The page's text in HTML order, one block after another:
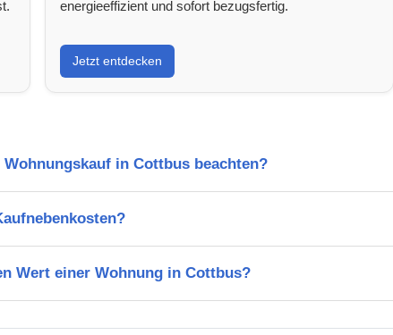
energieeffizient und sofort bezugsfertig.
Jetzt entdecken
in Cottbus beachten?
Wert einer Wohnung in Cottbus?